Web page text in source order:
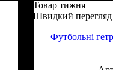
Товар тижня
Швидкий перегляд
Футбольні